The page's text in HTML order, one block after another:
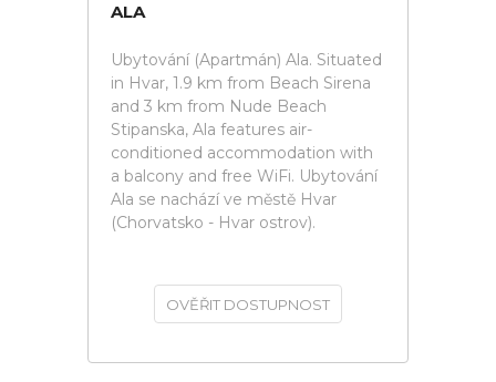
ALA
Ubytování (Apartmán) Ala. Situated
in Hvar, 1.9 km from Beach Sirena
and 3 km from Nude Beach
Stipanska, Ala features air-
conditioned accommodation with
a balcony and free WiFi. Ubytování
Ala se nachází ve městě Hvar
(Chorvatsko - Hvar ostrov).
OVĚŘIT DOSTUPNOST